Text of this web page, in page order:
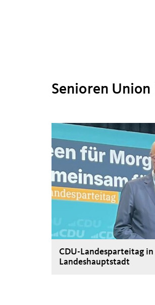
Senioren Union
CDU-Landesparteitag
Landeshauptstadt